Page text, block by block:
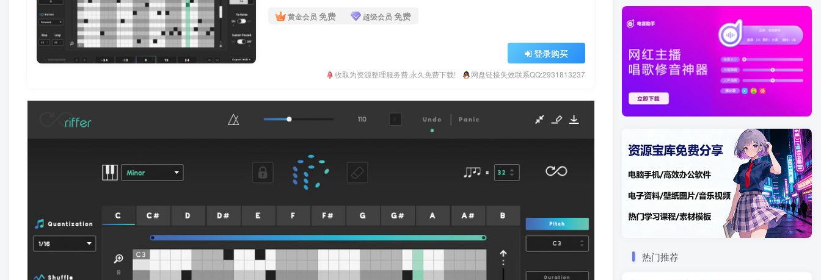
黄金会员 免费 超级会员 免费
登录购买
收取为资源整理服务费,永久免费下载! 网盘链接失效联系QQ:2931813237
热门推荐